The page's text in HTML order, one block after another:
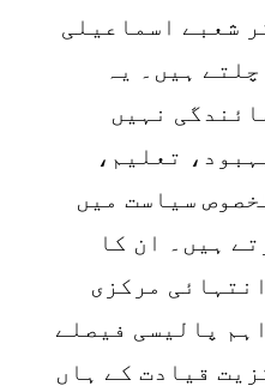
شعبے اسماعیلی
ہیں۔ یہ
نہیں
تعلیم،
سیاست میں
ہیں۔ ان کا
مرکزی
پالیسی فیصلے
قیادت کے ہاں